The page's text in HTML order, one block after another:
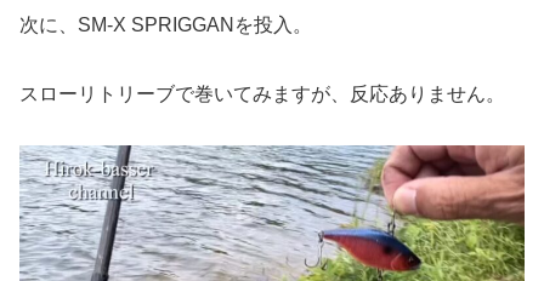
次に、SM-X SPRIGGANを投入。
スローリトリーブで巻いてみますが、反応ありません。